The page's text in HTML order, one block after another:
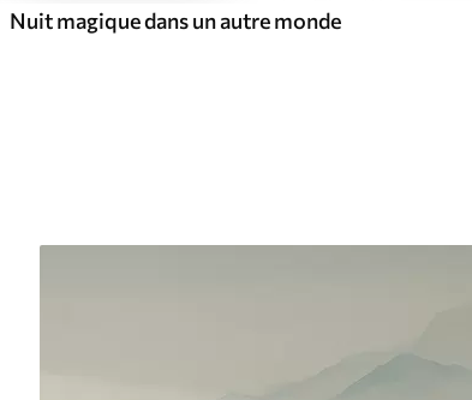
Nuit magique dans un autre monde